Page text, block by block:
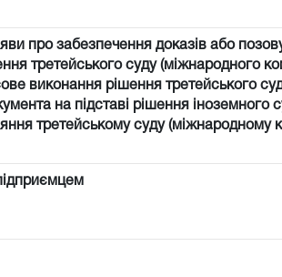
про забезпечення доказів або
третейського суду (міжнародного
виконання рішення третейського
на підставі рішення іноземного
третейському суду (міжнародному